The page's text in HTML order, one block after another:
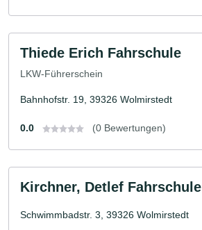
Thiede Erich Fahrschule
LKW-Führerschein
Bahnhofstr. 19, 39326 Wolmirstedt
0.0 (0 Bewertungen)
Kirchner, Detlef Fahrschule
Schwimmbadstr. 3, 39326 Wolmirstedt